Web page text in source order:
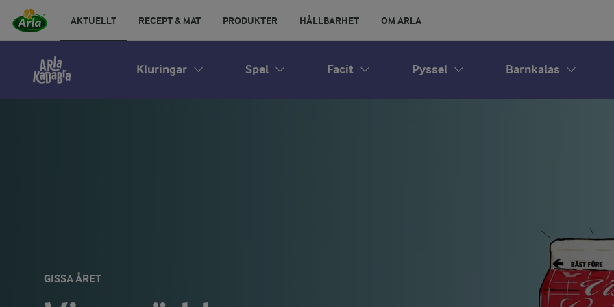
AKTUELLT RECEPT & MAT PRODUKTER HÅLLBARHET OM ARLA
Kluringar Spel Facit Pyssel Barnkalas
GISSA ÅRET